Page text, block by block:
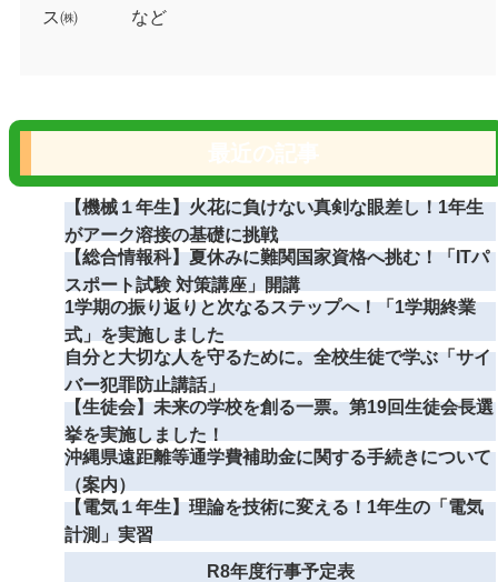
ス㈱ など
【機械１年生】火花に負けない真剣な眼差し！1年生
がアーク溶接の基礎に挑戦
【総合情報科】夏休みに難関国家資格へ挑む！「ITパ
スポート試験 対策講座」開講
1学期の振り返りと次なるステップへ！「1学期終業
式」を実施しました
自分と大切な人を守るために。全校生徒で学ぶ「サイ
バー犯罪防止講話」
【生徒会】未来の学校を創る一票。第19回生徒会長選
挙を実施しました！
沖縄県遠距離等通学費補助金に関する手続きについて
（案内）
【電気１年生】理論を技術に変える！1年生の「電気
計測」実習
R8年度行事予定表